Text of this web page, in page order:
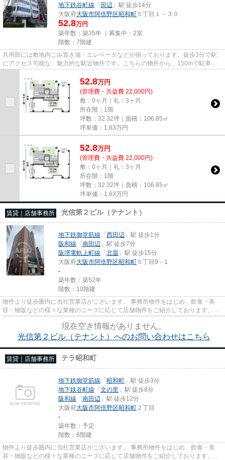
地下鉄谷町線 「田辺 」駅 徒歩14分
大阪府大阪市阿倍野区昭和町 ５丁目１－３０
52.8万円
築年数：築35年 ｜募集中： 2室
階数：7階建
共用部には敷地内ごみ置き場・エレベータなどが揃っております。徒歩3分で駅
にアクセス可能な、魅力的な駅近物件です。こちらの物件から、150mで駐車場
です。2駅利用可能な物件で移動...
52.8万円
(管理費・共益費 22,000円)
敷：0ヶ月｜礼：3ヶ月
所在階：1階
坪数：32.32坪｜面積：106.85㎡
坪単価： 1.63万円
52.8万円
(管理費・共益費 22,000円)
敷：0ヶ月｜礼：3ヶ月
所在階：1階
坪数：32.32坪｜面積：106.85㎡
坪単価： 1.63万円
賃貸｜店舗事務所 光信第２ビル（テナント）
地下鉄御堂筋線 「西田辺 」駅 徒歩1分
阪和線 「南田辺 」駅 徒歩7分
阪堺電軌上町線 「北畠 」駅 徒歩15分
大阪府大阪市阿倍野区昭和町 ５丁目9－1
-
築年数：築52年
階数：10階建
物件より徒歩圏内に当社営業店がございます。 事務所物件をはじめ、飲食・美
容・物販などの様々な業種のニーズに応じて店舗物件をご紹介しております。
尚、弊社ではおとり広告は一切...
現在空き情報がありません。
光信第２ビル（テナント）へのお問い合わせはこちら
賃貸｜店舗事務所 テラ昭和町
地下鉄御堂筋線 「昭和町 」駅 徒歩3分
地下鉄谷町線 「文の里 」駅 徒歩8分
阪和線 「南田辺 」駅 徒歩12分
大阪府大阪市阿倍野区昭和町 ２丁目
-
築年数：予定
階数：6階建
物件より徒歩圏内に当社営業店がございます。 事務所物件をはじめ、飲食・美
容・物販などの様々な業種のニーズに応じて店舗物件をご紹介しております。